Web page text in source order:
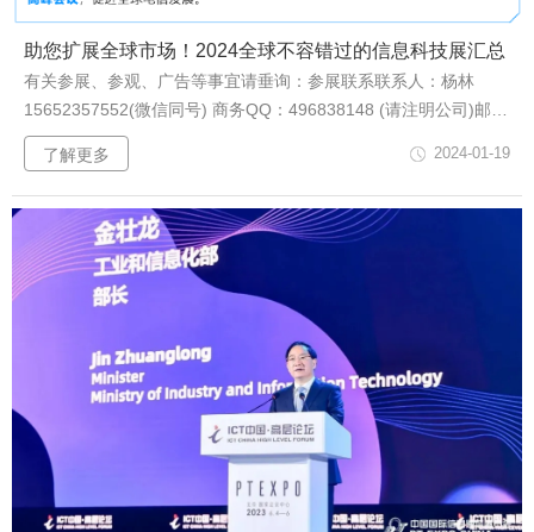
助您扩展全球市场！2024全球不容错过的信息科技展汇总
有关参展、参观、广告等事宜请垂询：参展联系联系人：杨林
15652357552(微信同号) 商务QQ：496838148 (请注明公司)邮
箱： sales@zzhxzl.cn 温馨提示：详细参展资料、展位分布图，请
联系业务索取！扫码沟通更便捷
了解更多 2024-01-19